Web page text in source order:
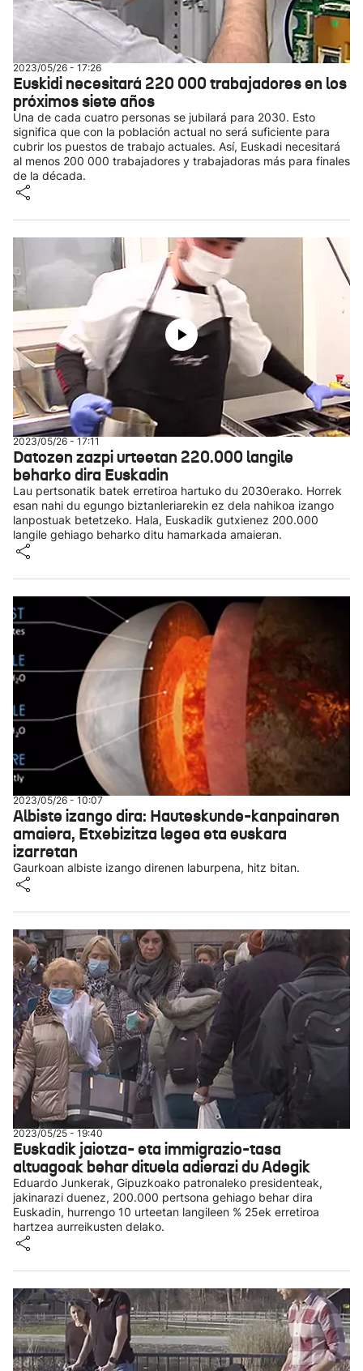
2023/05/26 - 17:26
Euskidi necesitará 220 000 trabajadores en los
próximos siete años
Una de cada cuatro personas se jubilará para 2030. Esto
significa que con la población actual no será suficiente para
cubrir los puestos de trabajo actuales. Así, Euskadi necesitará
al menos 200 000 trabajadores y trabajadoras más para finales
de la década.
2023/05/26 - 17:11
Datozen zazpi urteetan 220.000 langile
beharko dira Euskadin
Lau pertsonatik batek erretiroa hartuko du 2030erako. Horrek
esan nahi du egungo biztanleriarekin ez dela nahikoa izango
lanpostuak betetzeko. Hala, Euskadik gutxienez 200.000
langile gehiago beharko ditu hamarkada amaieran.
2023/05/26 - 10:07
Albiste izango dira: Hauteskunde-kanpainaren
amaiera, Etxebizitza legea eta euskara
izarretan
Gaurkoan albiste izango direnen laburpena, hitz bitan.
2023/05/25 - 19:40
Euskadik jaiotza- eta immigrazio-tasa
altuagoak behar dituela adierazi du Adegik
Eduardo Junkerak, Gipuzkoako patronaleko presidenteak,
jakinarazi duenez, 200.000 pertsona gehiago behar dira
Euskadin, hurrengo 10 urteetan langileen % 25ek erretiroa
hartzea aurreikusten delako.